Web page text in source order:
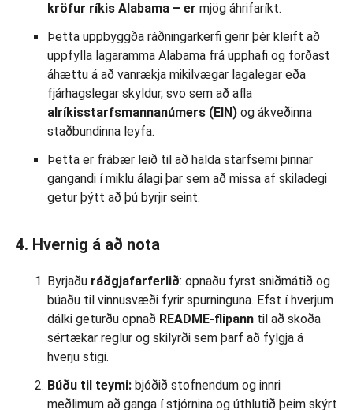
kröfur ríkis Alabama – er mjög áhrifaríkt.
Þetta uppbyggða ráðningarkerfi gerir þér kleift að
uppfylla lagaramma Alabama frá upphafi og forðast
áhættu á að vanrækja mikilvægar lagalegar eða
fjárhagslegar skyldur, svo sem að afla
alríkisstarfsmannanúmers (EIN) og ákveðinna
staðbundinna leyfa.
Þetta er frábær leið til að halda starfsemi þinnar
gangandi í miklu álagi þar sem að missa af skiladegi
getur þýtt að þú byrjir seint.
4. Hvernig á að nota
Byrjaðu ráðgjafarferlið: opnaðu fyrst sniðmátið og
búaðu til vinnusvæði fyrir spurninguna. Efst í hverjum
dálki geturðu opnað README-flipann til að skoða
sértækar reglur og skilyrði sem þarf að fylgja á
hverju stigi.
Búðu til teymi: bjóðið stofnendum og innri
meðlimum að ganga í stjórnina og úthlutið þeim skýrt